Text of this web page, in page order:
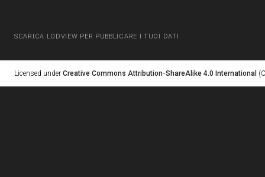
SCARICA LODVIEW PER PUBBLICARE I TUOI DATI
Licensed under Creative Commons Attribution-ShareAlike 4.0 International